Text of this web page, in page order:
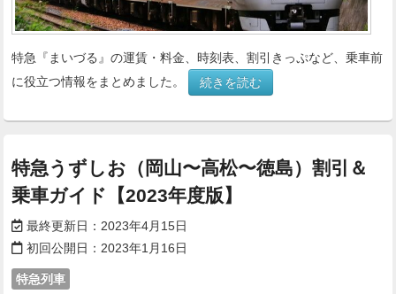
特急『まいづる』の運賃・料金、時刻表、割引きっぷなど、乗車前
に役立つ情報をまとめました。
続きを読む
特急うずしお（岡山〜高松〜徳島）割引＆
乗車ガイド【2023年度版】
最終更新日： 2023年4月15日
初回公開日： 2023年1月16日
特急列車